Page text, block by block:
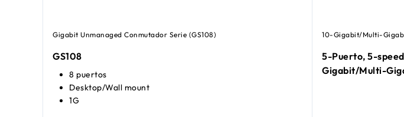
Gigabit Unmanaged Conmutador Serie (GS108)
GS108
8 puertos
Desktop/Wall mount
1G
10-Gigabit/Multi-
5-Puerto, 5-
Gigabit/Multi-